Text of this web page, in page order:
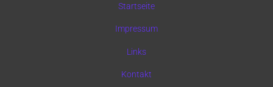
Startseite
Impressum
Links
Kontakt